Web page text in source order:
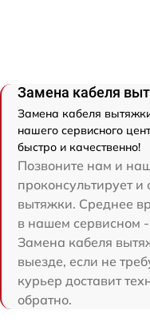
Замена кабеля
Замена кабеля
нашего сервисного
быстро и качественно!
Позвоните нам и
проконсультирует и
вытяжки. Среднее
в нашем сервисном
Замена кабеля
выезде, если не
курьер доставит
обратно.